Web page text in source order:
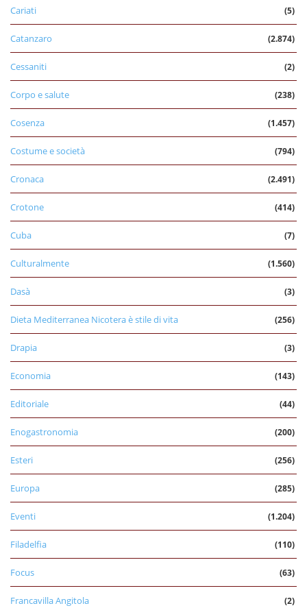
Cariati (5)
Catanzaro (2.874)
Cessaniti (2)
Corpo e salute (238)
Cosenza (1.457)
Costume e società (794)
Cronaca (2.491)
Crotone (414)
Cuba (7)
Culturalmente (1.560)
Dasà (3)
Dieta Mediterranea Nicotera è stile di vita (256)
Drapia (3)
Economia (143)
Editoriale (44)
Enogastronomia (200)
Esteri (256)
Europa (285)
Eventi (1.204)
Filadelfia (110)
Focus (63)
Francavilla Angitola (2)